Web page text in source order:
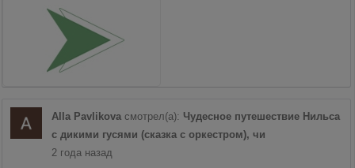
Alla Pavlikova смотрел(а): Чудесное путешествие Нильса
с дикими гусями (сказка с оркестром), чи
2 года назад